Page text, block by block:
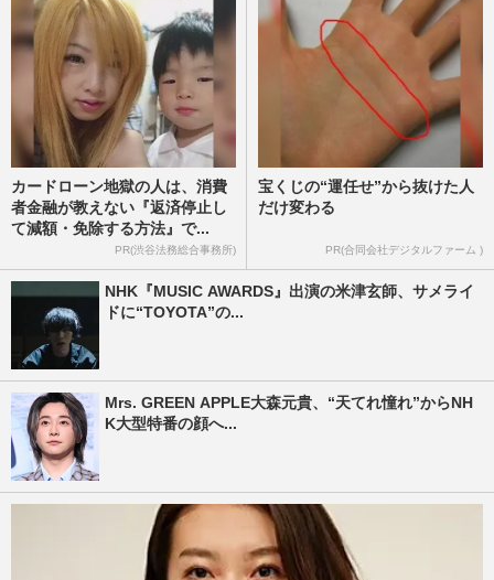
カードローン地獄の人は、消費
者金融が教えない『返済停止し
て減額・免除する方法』で...
PR(渋谷法務総合事務所)
宝くじの“運任せ”から抜けた人
だけ変わる
PR(合同会社デジタルファーム )
NHK『MUSIC AWARDS』出演の米津玄師、サメライ
ドに“TOYOTA”の...
Mrs. GREEN APPLE大森元貴、“天てれ憧れ”からNH
K大型特番の顔へ...